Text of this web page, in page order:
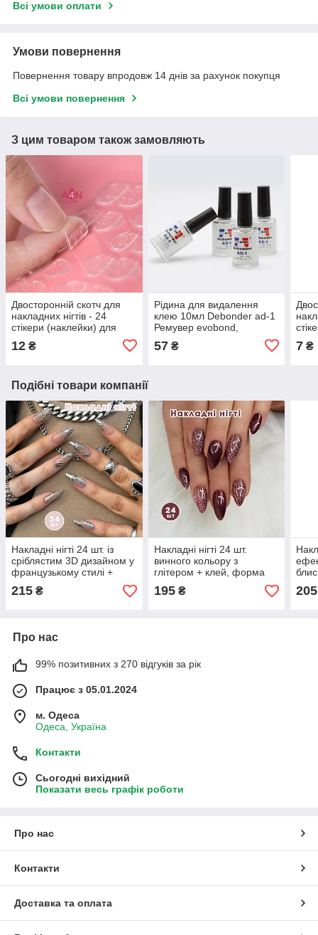
Всі умови оплати
Умови повернення
Повернення товару впродовж 14 днів за рахунок покупця
Всі умови повернення
З цим товаром також замовляють
Двосторонній скотч для
накладних нігтів - 24
стікери (наклейки) для
12 ₴
Рідина для видалення
клею 10мл Debonder ad-1
Ремувер evobond,
накладних нігтів та вій
57₴ 7 ₴
Подібні товари компанії
Накладні нігті 24 шт. із
сріблястим 3D дизайном у
французькому стилі +
клей, форма мигдаль для
манікюру (01923)
215 ₴
Накладні нігті 24 шт.
винного кольору з
глітером + клей, форма
мигдаль для манікюру
(01912)
195₴ 205
Про нас
99% позитивних з 270 відгуків за рік
Працює з 05.01.2024
м. Одеса
Одеса, Україна
Контакти
Сьогодні вихідний
Показати весь графік роботи
Про нас
Контакти
Доставка та оплата